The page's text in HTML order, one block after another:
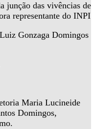
junção das vivências de
representante do INPI
Gonzaga Domingos
Maria Lucineide
Domingos,